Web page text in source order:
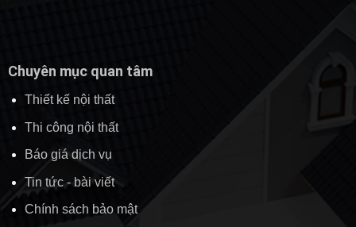
Chuyên mục quan tâm
Thiết kế nội thất
Thi công nội thất
Báo giá dịch vụ
Tin tức - bài viết
Chính sách bảo mật